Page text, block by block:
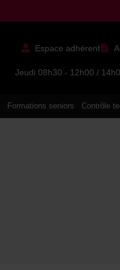
Espace adhérent
Jeudi 08h30 - 12h00 /
Formations seniors Contrôle